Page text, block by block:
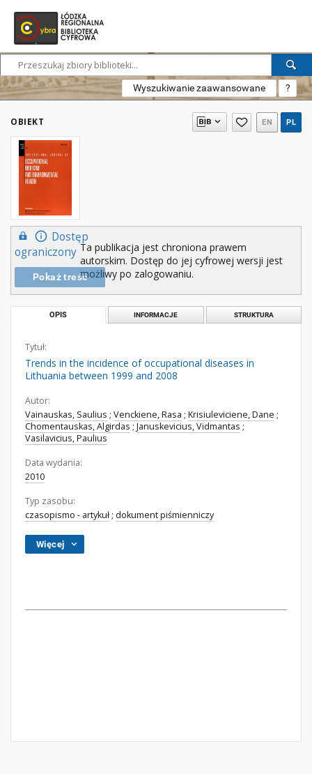
Wyszukiwanie zaawansowane ?
OBIEKT EN PL
Dostęp
ograniczony
Pokaż treść
Ta publikacja jest chroniona prawem
autorskim. Dostęp do jej cyfrowej wersji jest
możliwy po zalogowaniu.
OPIS INFORMACJE STRUKTURA
Tytuł:
Trends in the incidence of occupational diseases in
Lithuania between 1999 and 2008
Autor:
Vainauskas, Saulius ; Venckiene, Rasa ; Krisiuleviciene, Dane ;
Chomentauskas, Algirdas ; Januskevicius, Vidmantas ;
Vasilavicius, Paulius
Data wydania:
2010
Typ zasobu:
czasopismo - artykuł ; dokument piśmienniczy
Więcej